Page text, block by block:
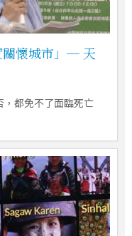
關懷城市」─ 天
，都免不了面臨死亡